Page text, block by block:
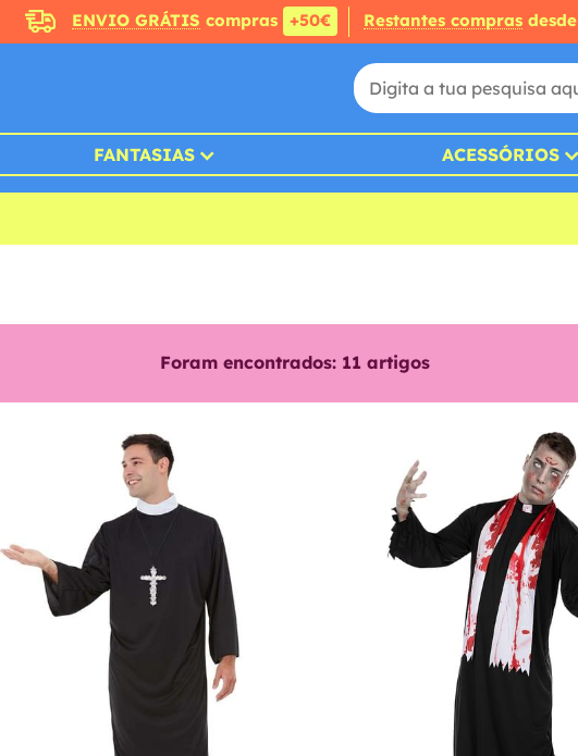
ENVIO GRÁTIS compras +50€ Restantes compras desde
FANTASIAS ACESSÓRIOS
Foram encontrados: 11 artigos